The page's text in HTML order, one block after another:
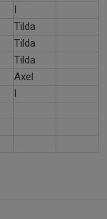
I
Tilda
Tilda
Tilda
Axel
I